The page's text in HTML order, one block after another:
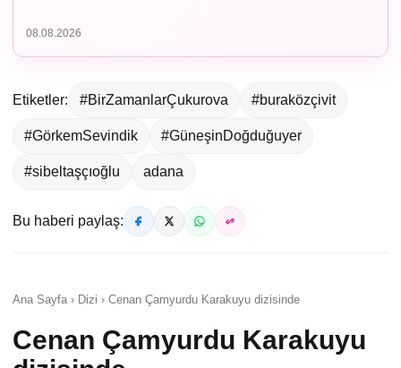
08.08.2026
Etiketler: #BirZamanlarÇukurova #buraközçivit
#GörkemSevindik #GüneşinDoğduğuyer
#sibeltaşçıoğlu adana
Bu haberi paylaş:
Ana Sayfa › Dizi › Cenan Çamyurdu Karakuyu dizisinde
Cenan Çamyurdu Karakuyu